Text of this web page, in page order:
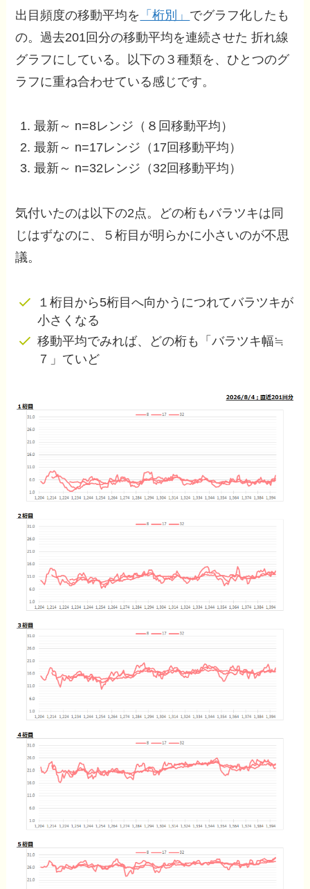
出目頻度の移動平均を 「桁別」 でグラフ化したも
の。過去201回分の移動平均を連続させた 折れ線
グラフにしている。以下の３種類を、ひとつのグ
ラフに重ね合わせている感じです。
最新～ n=8レンジ（８回移動平均）
最新～ n=17レンジ（17回移動平均）
最新～ n=32レンジ（32回移動平均）
気付いたのは以下の2点。どの桁もバラツキは同
じはずなのに、５桁目が明らかに小さいのが不思
議。
１桁目から5桁目へ向かうにつれてバラツキが
小さくなる
移動平均でみれば、どの桁も「バラツキ幅≒
７」ていど